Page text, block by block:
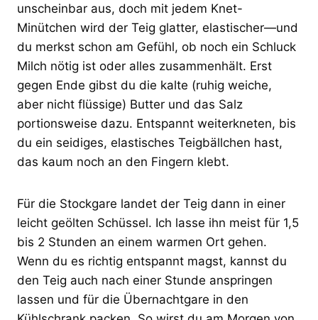
unscheinbar aus, doch mit jedem Knet-
Minütchen wird der Teig glatter, elastischer—und
du merkst schon am Gefühl, ob noch ein Schluck
Milch nötig ist oder alles zusammenhält. Erst
gegen Ende gibst du die kalte (ruhig weiche,
aber nicht flüssige) Butter und das Salz
portionsweise dazu. Entspannt weiterkneten, bis
du ein seidiges, elastisches Teigbällchen hast,
das kaum noch an den Fingern klebt.
Für die Stockgare landet der Teig dann in einer
leicht geölten Schüssel. Ich lasse ihn meist für 1,5
bis 2 Stunden an einem warmen Ort gehen.
Wenn du es richtig entspannt magst, kannst du
den Teig auch nach einer Stunde anspringen
lassen und für die Übernachtgare in den